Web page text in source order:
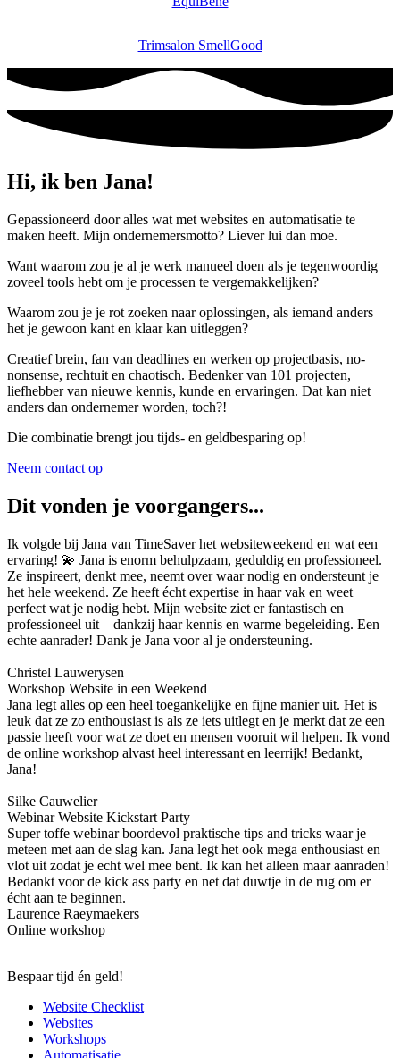
Trimsalon SmellGood
Hi, ik ben Jana!
Gepassioneerd door alles wat met websites en automatisatie te
maken heeft. Mijn ondernemersmotto? Liever lui dan moe.
Want waarom zou je al je werk manueel doen als je tegenwoordig
zoveel tools hebt om je processen te vergemakkelijken?
Waarom zou je je rot zoeken naar oplossingen, als iemand anders
het je gewoon kant en klaar kan uitleggen?
Creatief brein, fan van deadlines en werken op projectbasis, no-
nonsense, rechtuit en chaotisch. Bedenker van 101 projecten,
liefhebber van nieuwe kennis, kunde en ervaringen. Dat kan niet
anders dan ondernemer worden, toch?!
Die combinatie brengt jou tijds- en geldbesparing op!
Neem contact op
Dit vonden je voorgangers...
Ik volgde bij Jana van TimeSaver het websiteweekend en wat een
ervaring! 💫 Jana is enorm behulpzaam, geduldig en professioneel.
Ze inspireert, denkt mee, neemt over waar nodig en ondersteunt je
het hele weekend. Ze heeft écht expertise in haar vak en weet
perfect wat je nodig hebt. Mijn website ziet er fantastisch en
professioneel uit – dankzij haar kennis en warme begeleiding. Een
echte aanrader! Dank je Jana voor al je ondersteuning.
Christel Lauwerysen
Workshop Website in een Weekend
Jana legt alles op een heel toegankelijke en fijne manier uit. Het is
leuk dat ze zo enthousiast is als ze iets uitlegt en je merkt dat ze een
passie heeft voor wat ze doet en mensen vooruit wil helpen. Ik vond
de online workshop alvast heel interessant en leerrijk! Bedankt,
Jana!
Silke Cauwelier
Webinar Website Kickstart Party
Super toffe webinar boordevol praktische tips and tricks waar je
meteen met aan de slag kan. Jana legt het ook mega enthousiast en
vlot uit zodat je echt wel mee bent. Ik kan het alleen maar aanraden!
Bedankt voor de kick ass party en net dat duwtje in de rug om er
écht aan te beginnen.
Laurence Raeymaekers
Online workshop
Bespaar tijd én geld!
Website Checklist
Websites
Workshops